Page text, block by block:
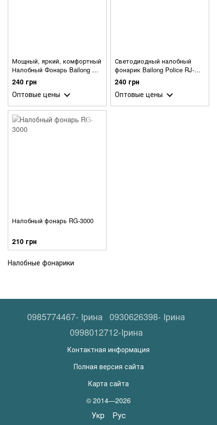
Мощный, яркий, комфортный
Налобный Фонарь Bailong RJ
3000 Т6. Лучшая Цена!
240 грн
Оптовые цены
Светодиодный налобный
фонарик Bailong​ Police RJ-
3000
240 грн
Оптовые цены
Налобный фонарь RG-3000
210 грн
Налобные фонарики
0985774467- Ірина 0930626398- Ірина
0998012712-Ірина
Контактная информация
Полная версия сайта
Карта сайта
© 2014—2026
Укр Рус